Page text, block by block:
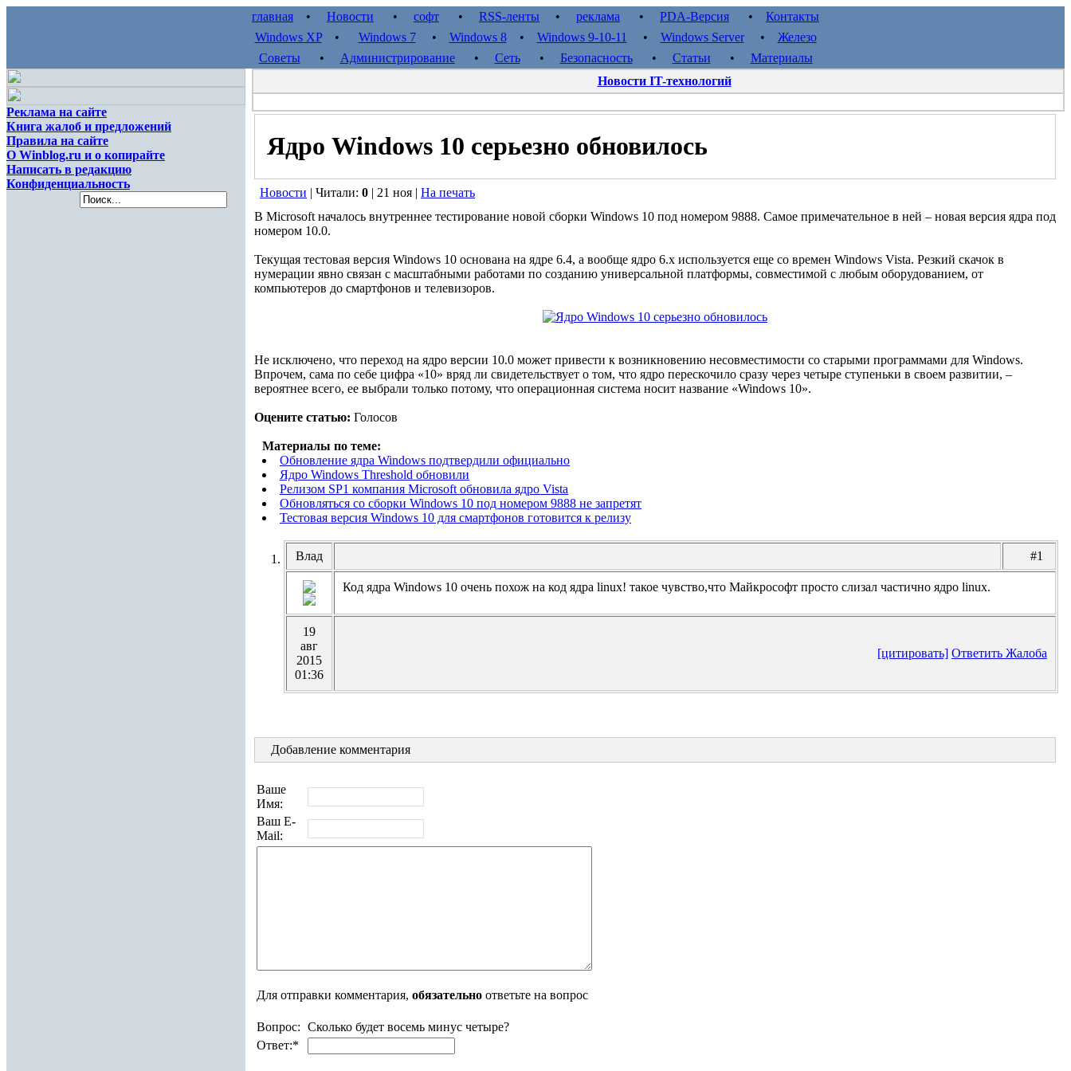
главная • Новости • софт • RSS-ленты • реклама • PDA-Версия • Контакты
Windows XP• Windows 7• Windows 8• Windows 9-10-11 • Windows Server• Железо
Советы • Администрирование• Сеть• Безопасность• Статьи • Материалы
Реклама на сайте
Книга жалоб и предложений
Правила на сайте
О Winblog.ru и о копирайте
Написать в редакцию
Конфиденциальность
Новости IT-технологий
Ядро Windows 10 серьезно обновилось
Новости | Читали: 0 | 21 ноя | На печать
В Microsoft началось внутреннее тестирование новой сборки Windows 10 под номером 9888. Самое примечательное в ней – новая версия ядра под
номером 10.0.
Текущая тестовая версия Windows 10 основана на ядре 6.4, а вообще ядро 6.x используется еще со времен Windows Vista. Резкий скачок в
нумерации явно связан с масштабными работами по созданию универсальной платформы, совместимой с любым оборудованием, от
компьютеров до смартфонов и телевизоров.
Не исключено, что переход на ядро версии 10.0 может привести к возникновению несовместимости со старыми программами для Windows.
Впрочем, сама по себе цифра «10» вряд ли свидетельствует о том, что ядро перескочило сразу через четыре ступеньки в своем развитии, –
вероятнее всего, ее выбрали только потому, что операционная система носит название «Windows 10».
Оцените статью: Голосов
Материалы по теме:
Обновление ядра Windows подтвердили официально
Ядро Windows Threshold обновили
Релизом SP1 компания Microsoft обновила ядро Vista
Обновляться со сборки Windows 10 под номером 9888 не запретят
Тестовая версия Windows 10 для смартфонов готовится к релизу
Влад #1
Код ядра Windows 10 очень похож на код ядра linux! такое чувство,что Майкрософт просто слизал частично ядро linux.
19
авг
2015
01:36
[цитировать] Ответить Жалоба
Добавление комментария
Ваше
Имя:
Ваш E-
Mail:
Для отправки комментария, обязательно ответьте на вопрос
Вопрос: Сколько будет восемь минус четыре?
Ответ:*